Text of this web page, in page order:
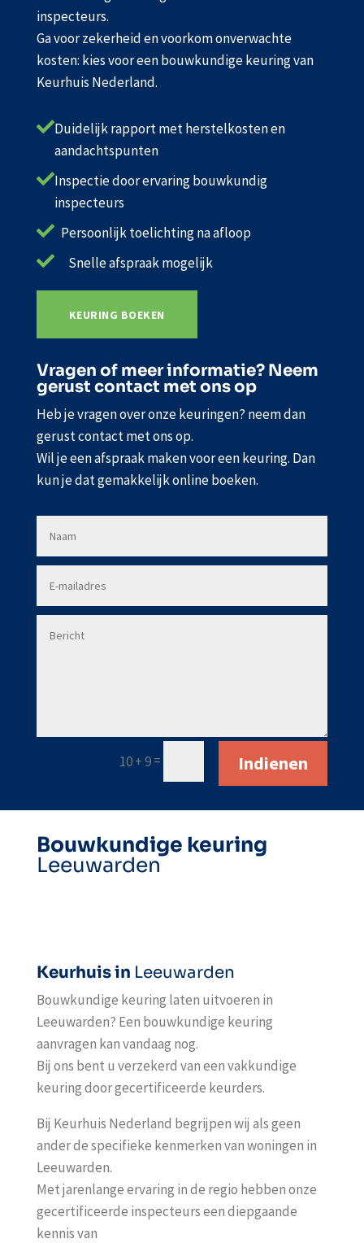
inspecteurs.
Ga voor zekerheid en voorkom onverwachte
kosten: kies voor een bouwkundige keuring van
Keurhuis Nederland.
Duidelijk rapport met herstelkosten en
aandachtspunten
Inspectie door ervaring bouwkundig
inspecteurs
 Persoonlijk toelichting na afloop

Snelle afspraak mogelijk
KEURING BOEKEN
Vragen of meer informatie? Neem
gerust contact met ons op
Heb je vragen over onze keuringen? neem dan
gerust contact met ons op.
Wil je een afspraak maken voor een keuring. Dan
kun je dat gemakkelijk online boeken.
10 + 9= Indienen
Bouwkundige keuring
Leeuwarden
Keurhuis in Leeuwarden
Bouwkundige keuring laten uitvoeren in
Leeuwarden? Een bouwkundige keuring
aanvragen kan vandaag nog.
Bij ons bent u verzekerd van een vakkundige
keuring door gecertificeerde keurders.
Bij Keurhuis Nederland begrijpen wij als geen
ander de specifieke kenmerken van woningen in
Leeuwarden.
Met jarenlange ervaring in de regio hebben onze
gecertificeerde inspecteurs een diepgaande
kennis van